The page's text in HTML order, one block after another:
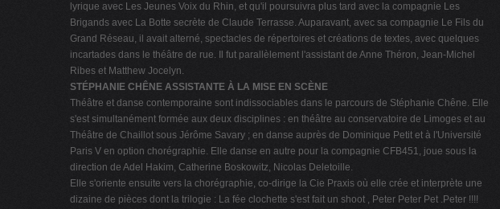
lyrique avec Les Jeunes Voix du Rhin, et qu'il poursuivra plus tard avec la compagnie Les
Brigands avec La Botte secrète de Claude Terrasse. Auparavant, avec sa compagnie Le Fils du
Grand Réseau, il avait alterné, spectacles de répertoires et créations de textes, avec quelques
incartades dans le théâtre de rue. Il fut parallèlement l'assistant de Anne Théron, Jean-Michel
Ribes et Matthew Jocelyn.
STÉPHANIE CHÊNE ASSISTANTE À LA MISE EN SCÈNE
Théâtre et danse contemporaine sont indissociables dans le parcours de Stéphanie Chêne. Elle
s'est simultanément formée aux deux disciplines : en théâtre au conservatoire de Limoges et au
Théâtre de Chaillot sous Jérôme Savary ; en danse auprès de Dominique Petit et à l'Université
Paris V en option chorégraphie. Elle danse en autre pour la compagnie CFB451, joue sous la
direction de Adel Hakim, Catherine Boskowitz, Nicolas Deletoille.
Elle s'oriente ensuite vers la chorégraphie, co-dirige la Cie Praxis où elle crée et interprète une
dizaine de pièces dont la trilogie : La fée clochette s'est fait un shoot , Peter Peter Pet .Peter !!!!